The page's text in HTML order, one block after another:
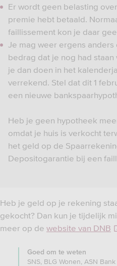
Er wordt geen belasting
premie hebt betaald.
faillissement kon je daar
Je mag weer ergens
bedrag dat je nog had
je dan doen in het
verrekend. Stel dat dit 1
een nieuwe
Heb je geen hypotheek
omdat je huis is verkocht
het geld op de
Depositogarantie bij een
Heb je geld op je rekening
gekocht? Dan kun je tijdelijk
meer op de website van DNB
Goed om te weten
SNS, BLG Wonen, ASN